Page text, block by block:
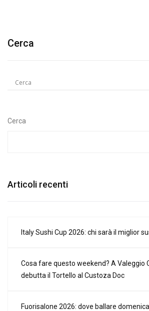
Cerca
Cerca
Articoli recenti
Italy Sushi Cup 2026: chi sarà il miglior
Cosa fare questo weekend? A Valeggio
debutta il Tortello al Custoza Doc
Fuorisalone 2026: dove ballare